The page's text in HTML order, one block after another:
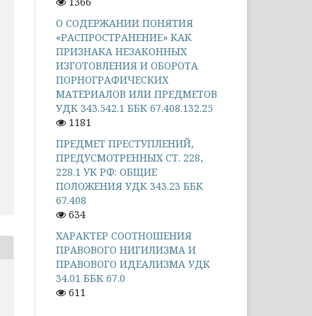
О СОДЕРЖАНИИ ПОНЯТИЯ
«РАСПРОСТРАНЕНИЕ» КАК
ПРИЗНАКА НЕЗАКОННЫХ
ИЗГОТОВЛЕНИЯ И ОБОРОТА
ПОРНОГРАФИЧЕСКИХ
МАТЕРИАЛОВ ИЛИ ПРЕДМЕТОВ
УДК 343.542.1 ББК 67.408.132.25
1181
ПРЕДМЕТ ПРЕСТУПЛЕНИЙ,
ПРЕДУСМОТРЕННЫХ СТ. 228,
228.1 УК РФ: ОБЩИЕ
ПОЛОЖЕНИЯ УДК 343.23 ББК
67.408
634
ХАРАКТЕР СООТНОШЕНИЯ
ПРАВОВОГО НИГИЛИЗМА И
ПРАВОВОГО ИДЕАЛИЗМА УДК
34.01 ББК 67.0
611